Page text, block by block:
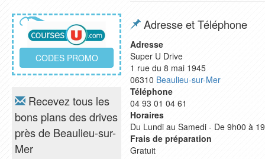
CODES PROMO
Recevez tous les
bons plans des drives
près de Beaulieu-sur-
Mer
Adresse et Téléphone
Adresse
Super U Drive
1 rue du 8 mai 1945
06310 Beaulieu-sur-Mer
Téléphone
04 93 01 04 61
Horaires
Du Lundi au Samedi - De 9h00 à
Frais de préparation
Gratuit